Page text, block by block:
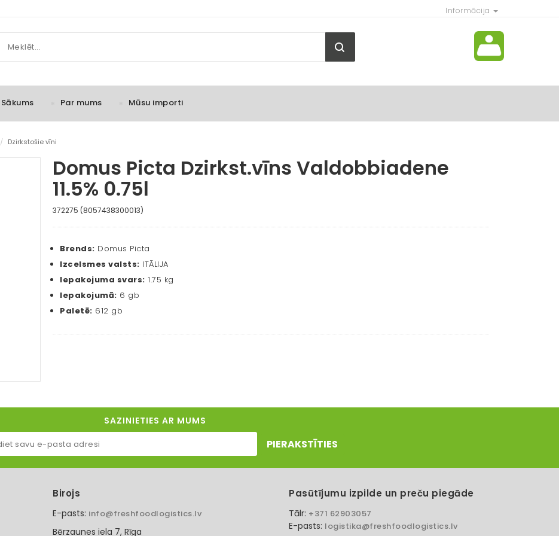
Informācija
Sākums Par mums Mūsu importi
/ Dzirkstošie vīni
Domus Picta Dzirkst.vīns Valdobbiadene
11.5% 0.75l
372275 (8057438300013)
Brends: Domus Picta
Izcelsmes valsts: ITĀLIJA
Iepakojuma svars: 1.75 kg
Iepakojumā: 6 gb
Paletē: 612 gb
SAZINIETIES AR MUMS
PIERAKSTĪTIES
Birojs
E-pasts: info@freshfoodlogistics.lv
Bērzaunes iela 7, Rīga
Pasūtījumu izpilde un preču piegāde
Tālr: +371 62903057
E-pasts: logistika@freshfoodlogistics.lv